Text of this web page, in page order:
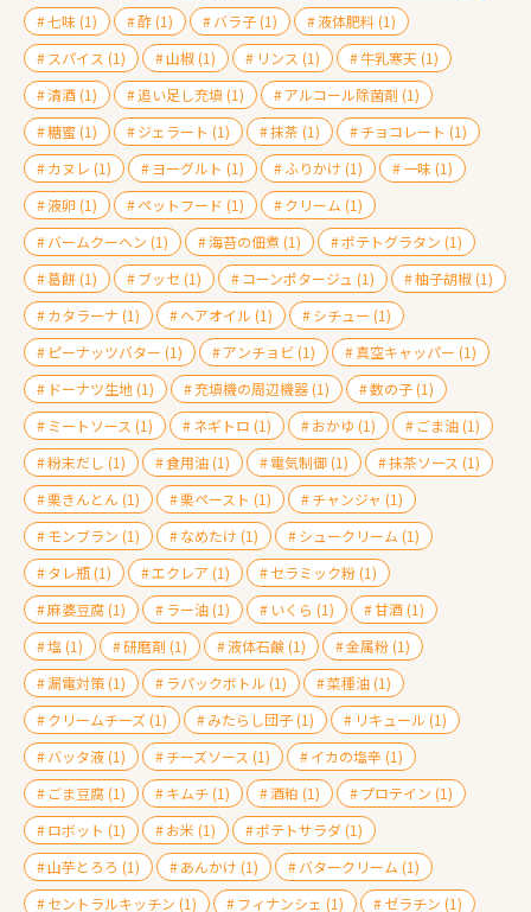
七味 (1) 酢(1) バラ子(1) 液体肥料(1)
スパイス (1) 山椒(1) リンス (1) 牛乳寒天 (1)
清酒(1) 追い足し充填(1) アルコール除菌剤 (1)
糖蜜(1) ジェラート (1) 抹茶 (1) チョコレート (1)
カヌレ (1) ヨーグルト (1) ふりかけ (1) 一味 (1)
液卵 (1) ペットフード (1) クリーム (1)
バームクーヘン (1) 海苔の佃煮(1) ポテトグラタン (1)
葛餅(1) ブッセ (1) コーンポタージュ (1) 柚子胡椒(1)
カタラーナ(1) ヘアオイル (1) シチュー (1)
ピーナッツバター (1) アンチョビ(1) 真空キャッパー (1)
ドーナツ生地(1) 充填機の周辺機器(1) 数の子(1)
ミートソース (1) ネギトロ (1) おかゆ (1) ごま油(1)
粉末だし (1) 食用油(1) 電気制御(1) 抹茶ソース (1)
栗きんとん (1) 栗ペースト (1) チャンジャ (1)
モンブラン (1) なめたけ (1) シュークリーム (1)
タレ瓶(1) エクレア (1) セラミック粉(1)
麻婆豆腐(1) ラー油(1) いくら (1) 甘酒(1)
塩(1) 研磨剤 (1) 液体石鹸(1) 金属粉(1)
漏電対策(1) ラパックボトル (1) 菜種油(1)
クリームチーズ(1) みたらし団子(1) リキュール (1)
バッタ液(1) チーズソース (1) イカの塩辛 (1)
ごま豆腐(1) キムチ(1) 酒粕 (1) プロテイン (1)
ロボット (1) お米 (1) ポテトサラダ(1)
山芋とろろ (1) あんかけ (1) バタークリーム (1)
セントラルキッチン (1) フィナンシェ (1) ゼラチン (1)